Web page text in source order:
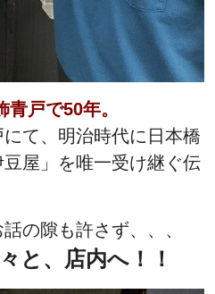
青戸で50年。
て、明治時代に日本橋
屋」を唯一受け継ぐ伝
の隙も許さず、、、
と、店内へ！！